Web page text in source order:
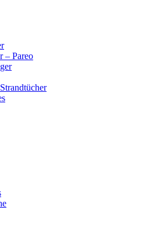
– Pareo